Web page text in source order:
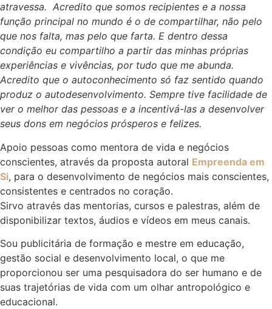
atravessa. Acredito que somos recipientes e a nossa
função principal no mundo é o de compartilhar, não pelo
que nos falta, mas pelo que farta. E dentro dessa
condição eu compartilho a partir das minhas próprias
experiências e vivências, por tudo que me abunda.
Acredito que o autoconhecimento só faz sentido quando
produz o autodesenvolvimento. Sempre tive facilidade de
ver o melhor das pessoas e a incentivá-las a desenvolver
seus dons em negócios prósperos e felizes.
Apoio pessoas como mentora de vida e negócios
conscientes, através da proposta autoral Empreenda em
Si, para o desenvolvimento de negócios mais conscientes,
consistentes e centrados no coração.
Sirvo através das mentorias, cursos e palestras, além de
disponibilizar textos, áudios e vídeos em meus canais.
Sou publicitária de formação e mestre em educação,
gestão social e desenvolvimento local, o que me
proporcionou ser uma pesquisadora do ser humano e de
suas trajetórias de vida com um olhar antropológico e
educacional.